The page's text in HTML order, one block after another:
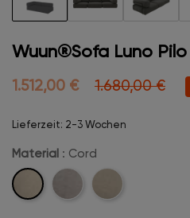
Wuun®Sofa Luno
1.512,00 € 1.680,00 €
Lieferzeit: 2-3 Wochen
Material : Cord
Cord Velvet Boucle